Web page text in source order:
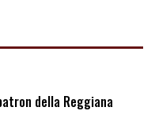
della Reggiana